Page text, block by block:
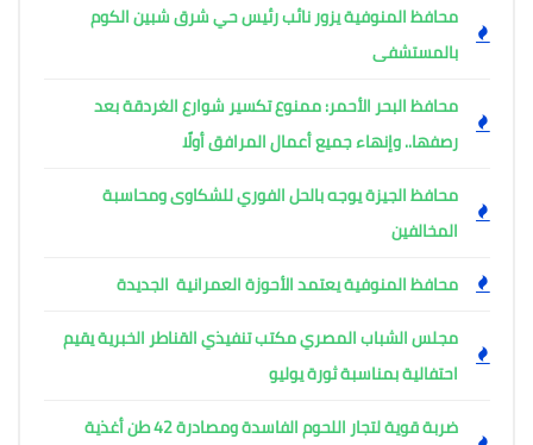
محافظ المنوفية يزور نائب رئيس حي شرق شبين الكوم
بالمستشفى
محافظ البحر الأحمر: ممنوع تكسير شوارع الغردقة بعد
رصفها.. وإنهاء جميع أعمال المرافق أولًا
محافظ الجيزة يوجه بالحل الفوري للشكاوى ومحاسبة
المخالفين
محافظ المنوفية يعتمد الأحوزة العمرانية الجديدة
مجلس الشباب المصري مكتب تنفيذي القناطر الخبرية يقيم
احتفالية بمناسبة ثورة يوليو
ضربة قوية لتجار اللحوم الفاسدة ومصادرة 42 طن أغذية